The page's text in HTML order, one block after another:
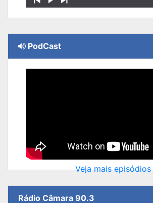
PodCast
Veja mais episódios
Rádio Câmara 90.3